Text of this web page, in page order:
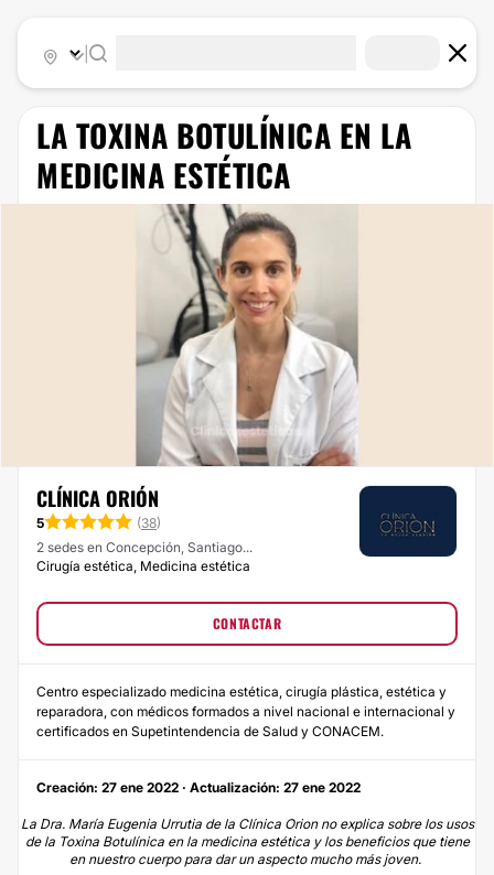
LA TOXINA BOTULÍNICA EN LA
MEDICINA ESTÉTICA
CLÍNICA ORIÓN
5 (38)
2 sedes en Concepción, Santiago...
Cirugía estética, Medicina estética
CONTACTAR
Centro especializado medicina estética, cirugía plástica, estética y
reparadora, con médicos formados a nivel nacional e internacional y
certificados en Supetintendencia de Salud y CONACEM.
Creación: 27 ene 2022 · Actualización: 27 ene 2022
La Dra. María Eugenia Urrutia de la Clínica Orion no explica sobre los usos
de la Toxina Botulínica en la medicina estética y los beneficios que tiene
en nuestro cuerpo para dar un aspecto mucho más joven.